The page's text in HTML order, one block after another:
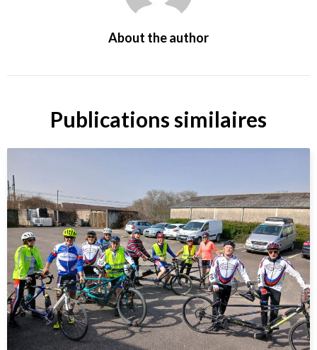
About the author
Publications similaires